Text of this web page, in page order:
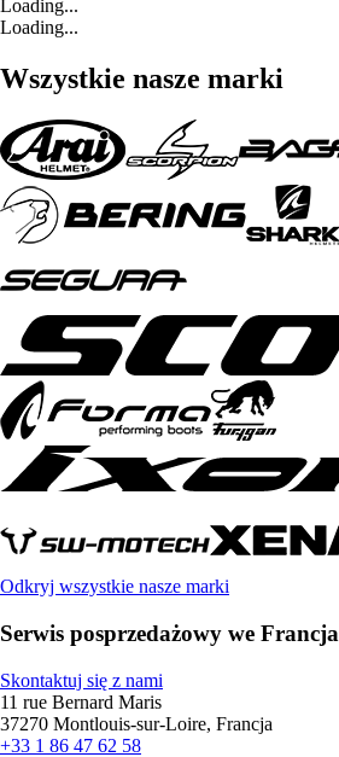
Loading...
Loading...
Wszystkie nasze marki
Odkryj wszystkie nasze marki
Serwis posprzedażowy we Francja
Skontaktuj się z nami
11 rue Bernard Maris
37270 Montlouis-sur-Loire, Francja
+33 1 86 47 62 58